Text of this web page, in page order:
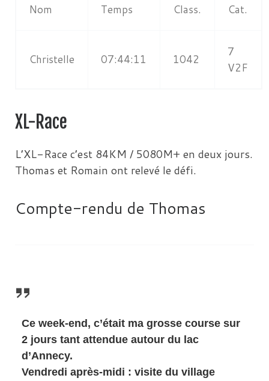
Nom Temps Class. Cat.
Christelle 07:44:11 1042
7
V2F
XL-Race
L’XL-Race c’est 84KM / 5080M+ en deux jours.
Thomas et Romain ont relevé le défi.
Compte-rendu de Thomas
Ce week-end, c’était ma grosse course sur
2 jours tant attendue autour du lac
d’Annecy.
Vendredi après-midi : visite du village